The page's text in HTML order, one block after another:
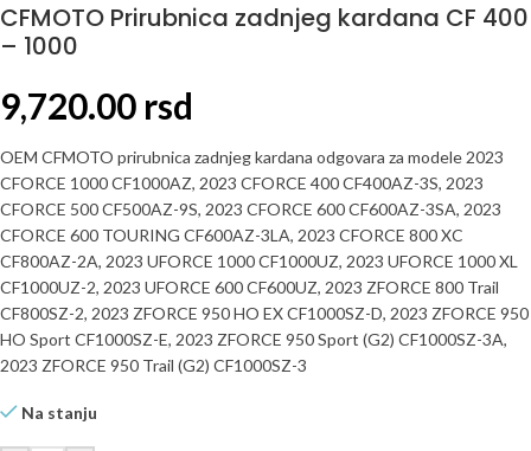
CFMOTO Prirubnica zadnjeg kardana CF 400
– 1000
9,720.00 rsd
OEM CFMOTO prirubnica zadnjeg kardana odgovara za modele 2023
CFORCE 1000 CF1000AZ, 2023 CFORCE 400 CF400AZ-3S, 2023
CFORCE 500 CF500AZ-9S, 2023 CFORCE 600 CF600AZ-3SA, 2023
CFORCE 600 TOURING CF600AZ-3LA, 2023 CFORCE 800 XC
CF800AZ-2A, 2023 UFORCE 1000 CF1000UZ, 2023 UFORCE 1000 XL
CF1000UZ-2, 2023 UFORCE 600 CF600UZ, 2023 ZFORCE 800 Trail
CF800SZ-2, 2023 ZFORCE 950 HO EX CF1000SZ-D, 2023 ZFORCE 950
HO Sport CF1000SZ-E, 2023 ZFORCE 950 Sport (G2) CF1000SZ-3A,
2023 ZFORCE 950 Trail (G2) CF1000SZ-3
Na stanju